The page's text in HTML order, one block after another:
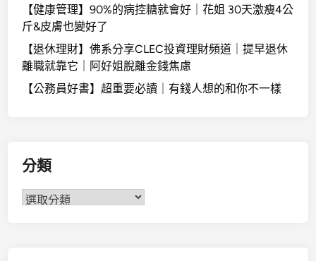
【健康管理】90%的病控糖就會好｜花姐 30天激瘦4公
斤&皮膚也變好了
【退休理財】佛系分享CLEC投資理財頻道｜提早退休
離職就靠它｜阿好姐脫離金錢焦慮
【公務員好書】超重要必讀｜有錢人想的和你不一樣
分類
分